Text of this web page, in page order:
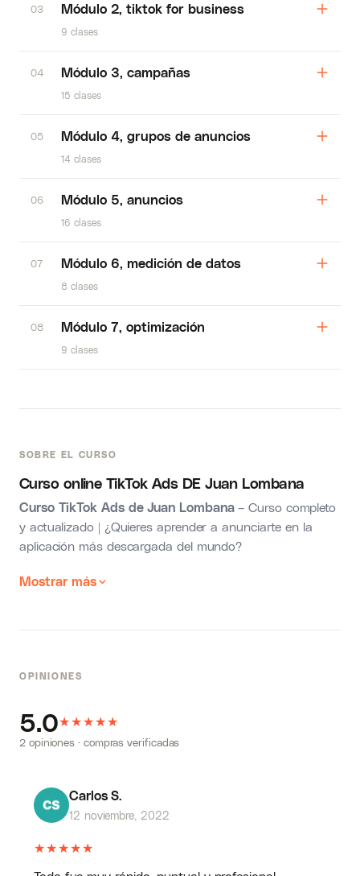
SOBRE EL CURSO
Curso online TikTok Ads DE Juan Lombana
Curso TikTok Ads de Juan Lombana – Curso completo
y actualizado | ¿Quieres aprender a anunciarte en la
aplicación más descargada del mundo?
Mostrar más
03 Módulo 2, tiktok for business
9 clases
04 Módulo 3, campañas
15 clases
05 Módulo 4, grupos de anuncios
14 clases
06 Módulo 5, anuncios
16 clases
07 Módulo 6, medición de datos
8 clases
08 Módulo 7, optimización
9 clases
OPINIONES
5.0★★★★★
2 opiniones · compras verificadas
Carlos S.
12 noviembre, 2022
★★★★★